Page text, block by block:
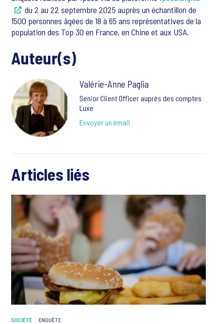
du 2 au 22 septembre 2025 auprès un échantillon de
1500 personnes âgées de 18 à 65 ans représentatives de la
population des Top 30 en France, en Chine et aux USA.
Auteur(s)
Valérie-Anne Paglia
Senior Client Officer auprès des comptes
Luxe
Envoyer un email
Articles liés
SOCIÉTÉ ENQUÊTE